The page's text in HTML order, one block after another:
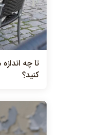
تا چه
کنید؟